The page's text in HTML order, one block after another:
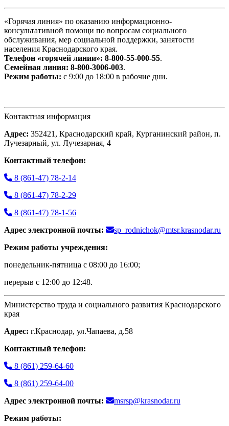
«Горячая линия» по оказанию информационно-
консультативной помощи по вопросам социального
обслуживания, мер социальной поддержки, занятости
населения Краснодарского края.
Телефон «горячей линии»: 8-800-55-000-55.
Семейная линия: 8-800-3006-003.
Режим работы: с 9:00 до 18:00 в рабочие дни.
Контактная информация
Адрес: 352421, Краснодарский край, Курганинский район, п.
Лучезарный, ул. Лучезарная, 4
Контактный телефон:
8 (861-47) 78-2-14
8 (861-47) 78-2-29
8 (861-47) 78-1-56
Адрес электронной почты:
sp_rodnichok@mtsr.krasnodar.ru
Режим работы учреждения:
понедельник-пятница с 08:00 до 16:00;
перерыв с 12:00 до 12:48.
Министерство труда и социального развития Краснодарского
края
Адрес: г.Краснодар, ул.Чапаева, д.58
Контактный телефон:
8 (861) 259-64-60
8 (861) 259-64-00
Адрес электронной почты:
msrsp@krasnodar.ru
Режим работы: